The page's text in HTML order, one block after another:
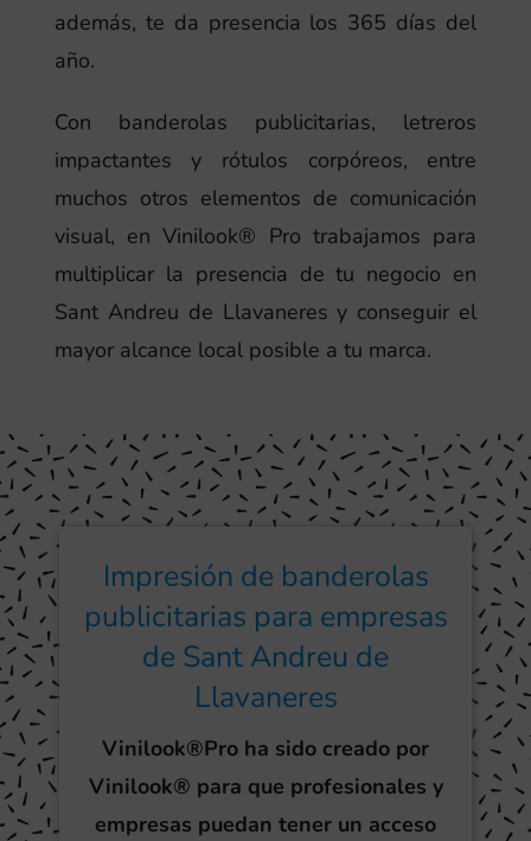
además, te da presencia los 365 días del
año.
Con banderolas publicitarias, letreros
impactantes y rótulos corpóreos, entre
muchos otros elementos de comunicación
visual, en Vinilook® Pro trabajamos para
multiplicar la presencia de tu negocio en
Sant Andreu de Llavaneres y conseguir el
mayor alcance local posible a tu marca.
Impresión de banderolas
publicitarias para empresas
de Sant Andreu de
Llavaneres
Vinilook®Pro ha sido creado por
Vinilook® para que profesionales y
empresas puedan tener un acceso